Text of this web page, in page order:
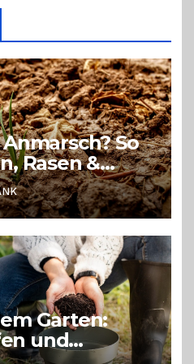
So
Rasen &
Garten:
und